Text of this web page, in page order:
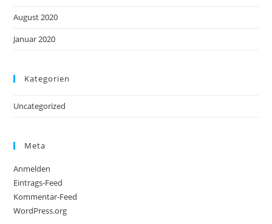
August 2020
Januar 2020
Kategorien
Uncategorized
Meta
Anmelden
Eintrags-Feed
Kommentar-Feed
WordPress.org